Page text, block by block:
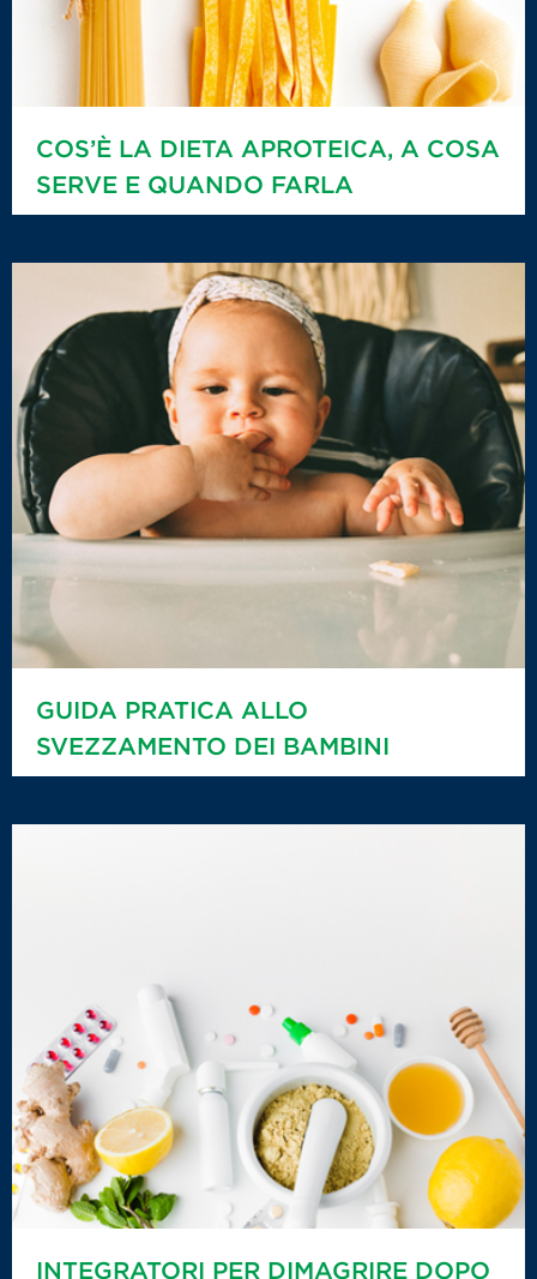
COS’È LA DIETA APROTEICA, A COSA
SERVE E QUANDO FARLA
GUIDA PRATICA ALLO
SVEZZAMENTO DEI BAMBINI
INTEGRATORI PER DIMAGRIRE DOPO